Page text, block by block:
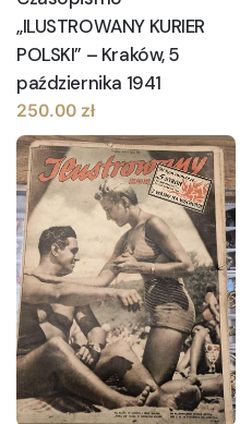
„ILUSTROWANY KURIER
POLSKI” – Kraków, 5
października 1941
250.00 zł